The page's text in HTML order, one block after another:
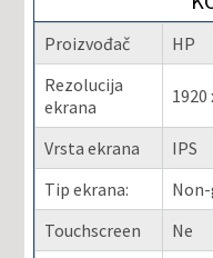
Proizvođač
HP
Rezolucija
ekrana
1920
Vrsta ekrana
IPS
Tip ekrana:
Touchscreen
Ne